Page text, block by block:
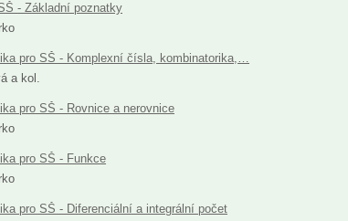
- Základní poznatky
pro SŠ - Komplexní čísla, kombinatorika,…
a kol.
pro SŠ - Rovnice a nerovnice
pro SŠ - Funkce
pro SŠ - Diferenciální a integrální počet